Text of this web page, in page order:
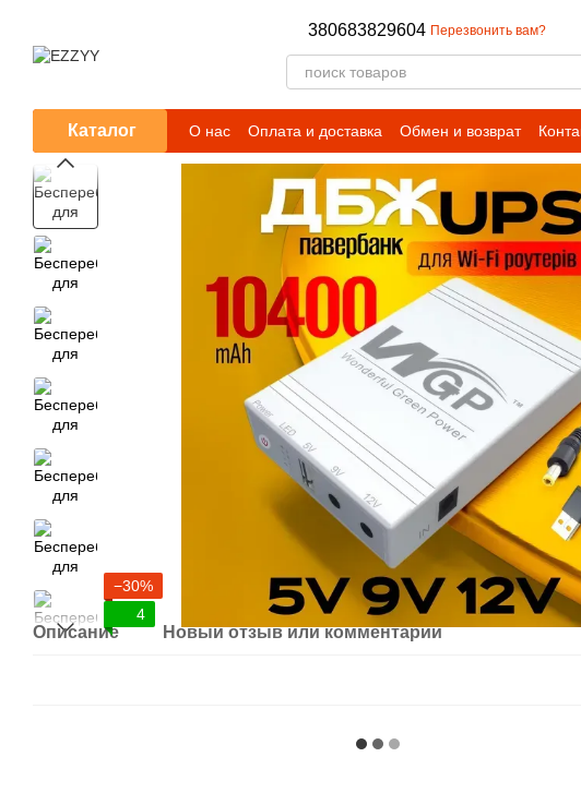
380683829604 Перезвонить вам?
Каталог О нас Оплата и доставка Обмен и возврат
Публичный договор (оферта)
Условия
−30%
4
Описание Новый отзыв или комментарий